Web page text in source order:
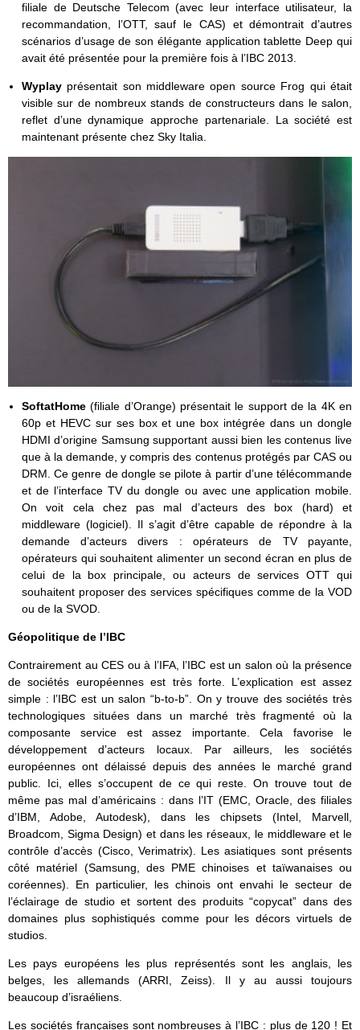
filiale de Deutsche Telecom (avec leur interface utilisateur, la
recommandation, l’OTT, sauf le CAS) et démontrait d’autres
scénarios d’usage de son élégante application tablette Deep qui
avait été présentée pour la première fois à l’IBC 2013.
Wyplay présentait son middleware open source Frog qui était
visible sur de nombreux stands de constructeurs dans le salon,
reflet d’une dynamique approche partenariale. La société est
maintenant présente chez Sky Italia.
SoftatHome(filiale d’Orange) présentait le support de la 4K en
60p et HEVC sur ses box et une box intégrée dans un dongle
HDMI d’origine Samsung supportant aussi bien les contenus live
que à la demande, y compris des contenus protégés par CAS ou
DRM. Ce genre de dongle se pilote à partir d’une télécommande
et de l’interface TV du dongle ou avec une application mobile.
On voit cela chez pas mal d’acteurs des box (hard) et
middleware (logiciel). Il s’agit d’être capable de répondre à la
demande d’acteurs divers : opérateurs de TV payante,
opérateurs qui souhaitent alimenter un second écran en plus de
celui de la box principale, ou acteurs de services OTT qui
souhaitent proposer des services spécifiques comme de la VOD
ou de la SVOD.
Géopolitique de l’IBC
Contrairement au CES ou à l’IFA, l’IBC est un salon où la présence
de sociétés européennes est très forte. L’explication est assez
simple : l’IBC est un salon “b-to-b”. On y trouve des sociétés très
technologiques situées dans un marché très fragmenté où la
composante service est assez importante. Cela favorise le
développement d’acteurs locaux. Par ailleurs, les sociétés
européennes ont délaissé depuis des années le marché grand
public. Ici, elles s’occupent de ce qui reste. On trouve tout de
même pas mal d’américains : dans l’IT (EMC, Oracle, des filiales
d’IBM, Adobe, Autodesk), dans les chipsets (Intel, Marvell,
Broadcom, Sigma Design) et dans les réseaux, le middleware et le
contrôle d’accès (Cisco, Verimatrix). Les asiatiques sont présents
côté matériel (Samsung, des PME chinoises et taïwanaises ou
coréennes). En particulier, les chinois ont envahi le secteur de
l’éclairage de studio et sortent des produits “copycat” dans des
domaines plus sophistiqués comme pour les décors virtuels de
studios.
Les pays européens les plus représentés sont les anglais, les
belges, les allemands (ARRI, Zeiss). Il y au aussi toujours
beaucoup d’israéliens.
Les sociétés françaises sont nombreuses à l’IBC : plus de 120 ! Et